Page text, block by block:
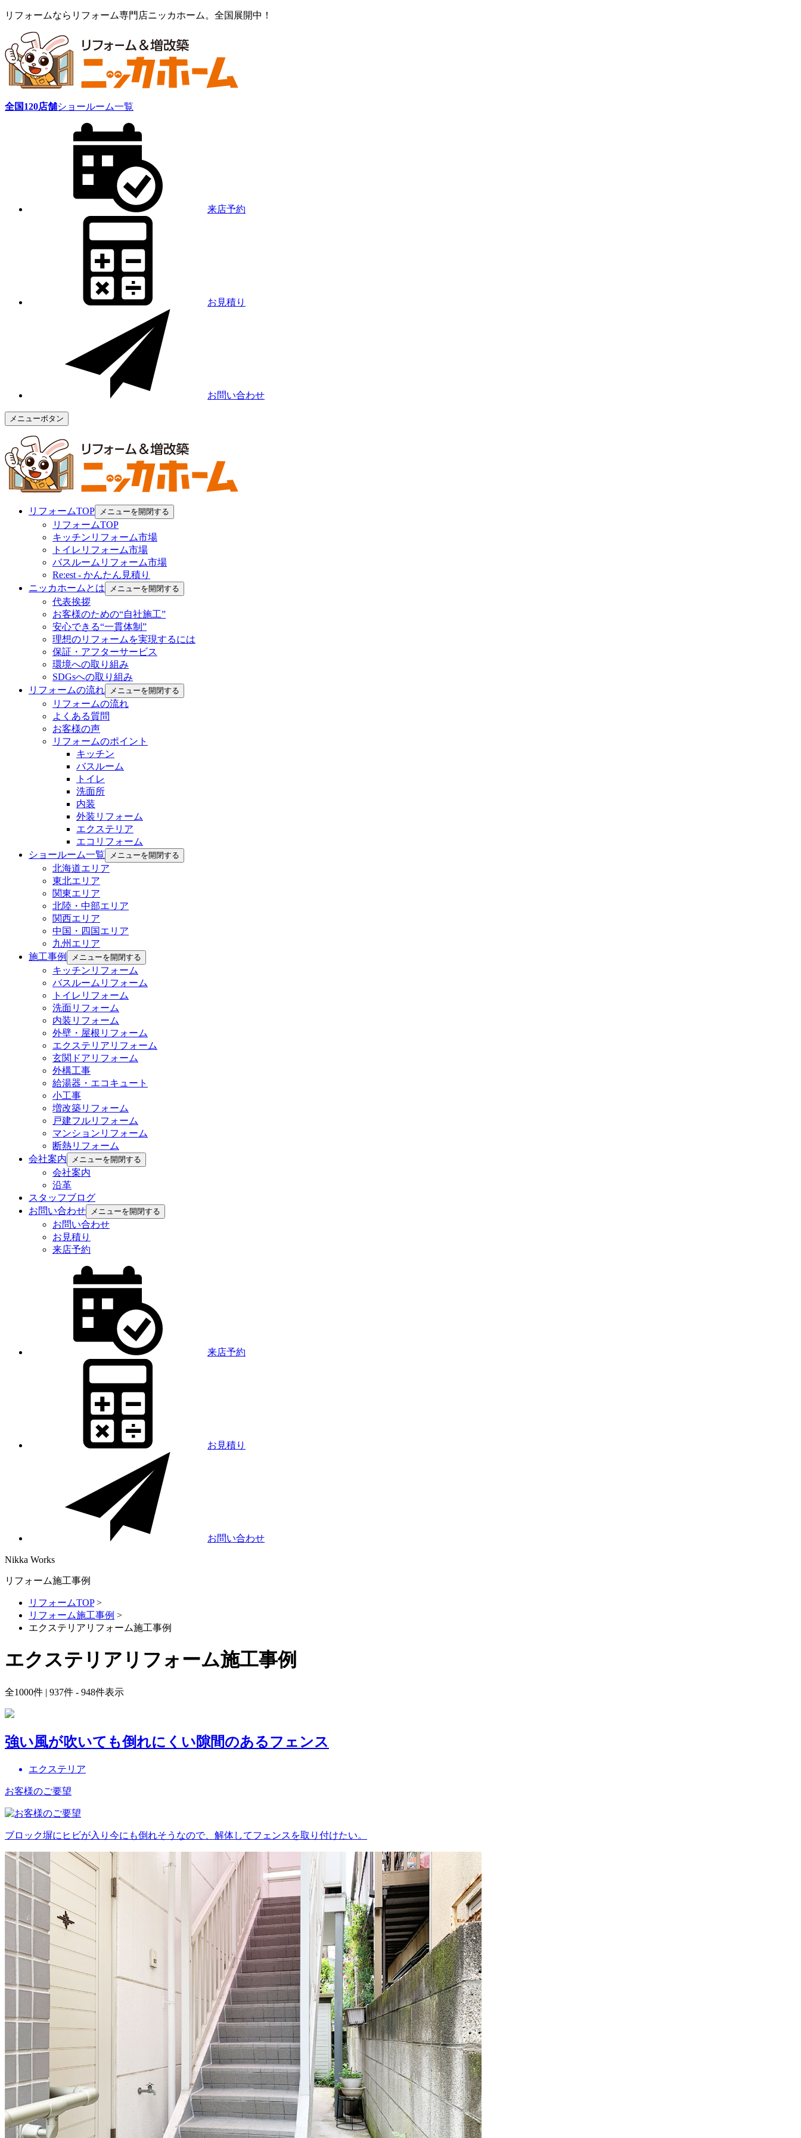
リフォームならリフォーム専門店ニッカホーム。全国展開中！
全国120店舗ショールーム一覧
来店予約
お見積り
お問い合わせ
メニューボタン
リフォームTOP メニューを開閉する
リフォームTOP
キッチンリフォーム市場
トイレリフォーム市場
バスルームリフォーム市場
Re:est - かんたん見積り
ニッカホームとは
メニューを開閉する
代表挨拶
お客様のための“自社施工”
安心できる“一貫体制”
理想のリフォームを実現するには
保証・アフターサービス
環境への取り組み
SDGsへの取り組み
リフォームの流れ
メニューを開閉する
リフォームの流れ
よくある質問
お客様の声
リフォームのポイント
キッチン
バスルーム
トイレ
洗面所
内装
外装リフォーム
エクステリア
エコリフォーム
ショールーム一覧
メニューを開閉する
北海道エリア
東北エリア
関東エリア
北陸・中部エリア
関西エリア
中国・四国エリア
九州エリア
施工事例
メニューを開閉する
キッチンリフォーム
バスルームリフォーム
トイレリフォーム
洗面リフォーム
内装リフォーム
外壁・屋根リフォーム
エクステリアリフォーム
玄関ドアリフォーム
外構工事
給湯器・エコキュート
小工事
増改築リフォーム
戸建フルリフォーム
マンションリフォーム
断熱リフォーム
会社案内
メニューを開閉する
会社案内
沿革
スタッフブログ
お問い合わせ
メニューを開閉する
お問い合わせ
お見積り
来店予約
来店予約
お見積り
お問い合わせ
Nikka Works
リフォーム施工事例
リフォームTOP>
リフォーム施工事例 >
エクステリアリフォーム施工事例
エクステリアリフォーム施工事例
全1000件 | 937件 - 948件表示
強い風が吹いても倒れにくい隙間のあるフェンス
エクステリア
お客様のご要望
ブロック塀にヒビが入り今にも倒れそうなので、解体してフェンスを取り付けたい。